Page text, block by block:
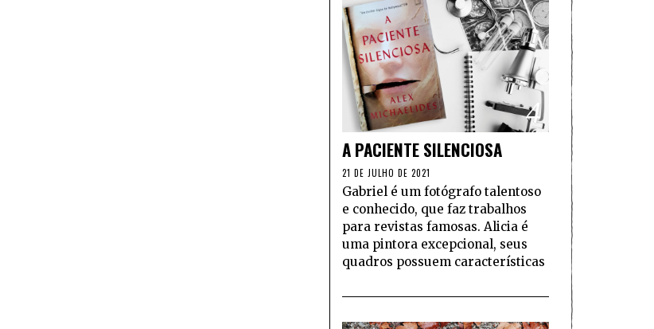
4
A PACIENTE SILENCIOSA
21 DE JULHO DE 2021
Gabriel é um fotógrafo talentoso
e conhecido, que faz trabalhos
para revistas famosas. Alicia é
uma pintora excepcional, seus
quadros possuem características